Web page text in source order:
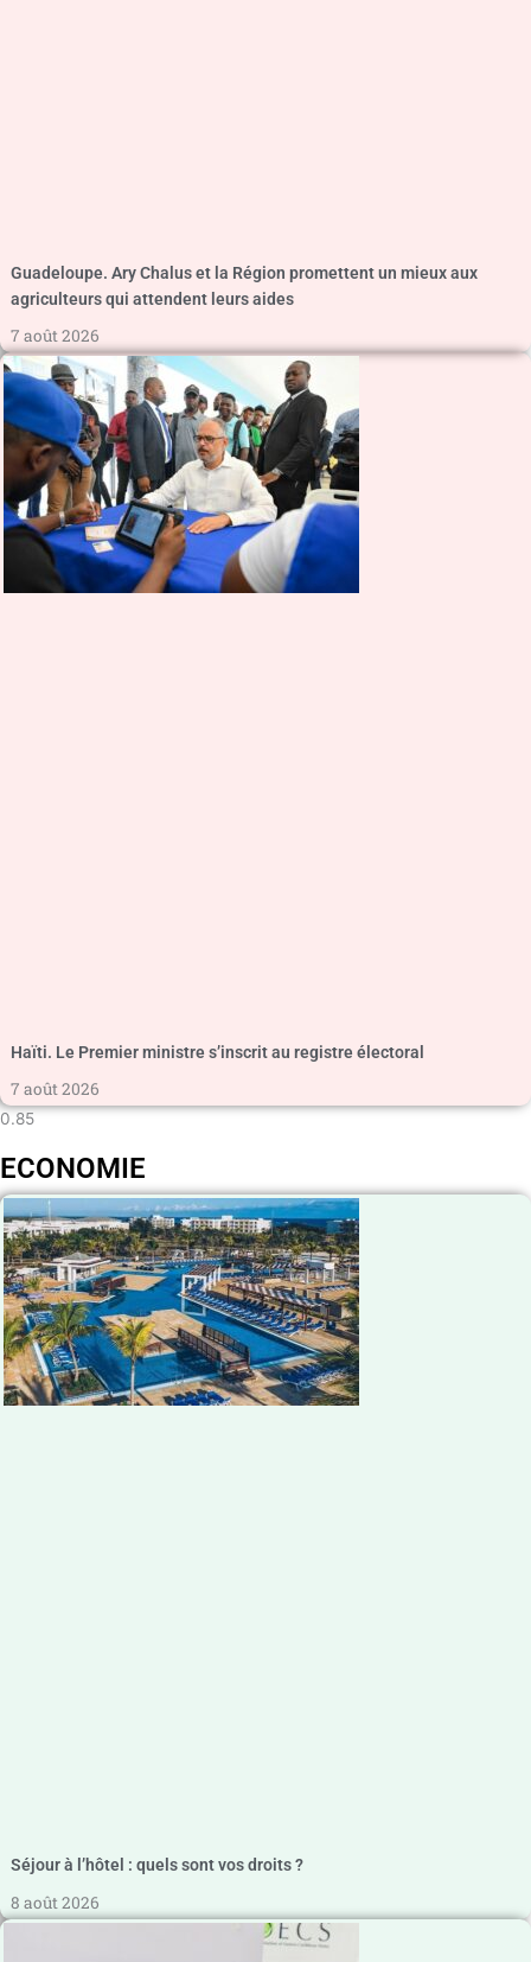
Guadeloupe. Ary Chalus et la Région promettent un mieux aux
agriculteurs qui attendent leurs aides
7 août 2026
Haïti. Le Premier ministre s’inscrit au registre électoral
7 août 2026
ECONOMIE
Séjour à l’hôtel : quels sont vos droits ?
8 août 2026